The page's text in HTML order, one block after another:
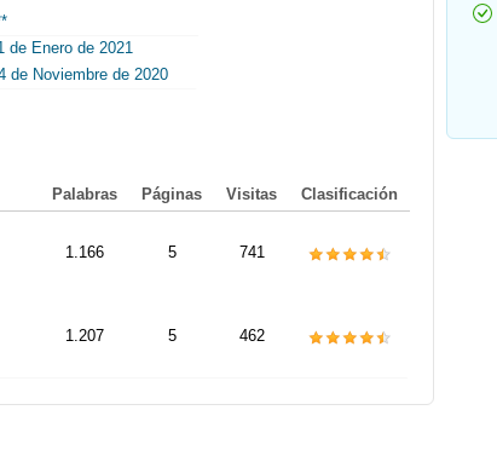
de Enero de 2021
de Noviembre de 2020
Palabras Páginas Visitas Clasificación
1.166 5 741
1.207 5 462